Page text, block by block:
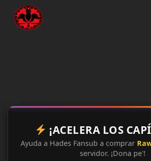
¡ACELERA LOS
Ayuda a Hades Fansub a comprar
servidor. ¡Dona pe'!